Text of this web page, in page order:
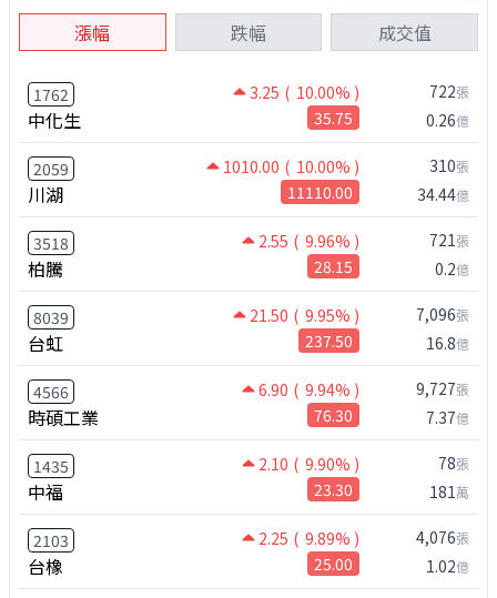
漲幅 跌幅 成交值
1762 3.25 ( 10.00% )
中化生 35.75
722張
0.26億
2059 1010.00 ( 10.00% )
川湖 11110.00
310張
34.44億
3518 2.55 ( 9.96% )
柏騰 28.15
721張
0.2億
8039 21.50 ( 9.95% )
台虹 237.50
7,096張
16.8億
4566 6.90 ( 9.94% )
時碩工業 76.30
9,727張
7.37億
1435 2.10 ( 9.90% )
中福 23.30
78張
181萬
2103 2.25 ( 9.89% )
台橡 25.00
4,076張
1.02億